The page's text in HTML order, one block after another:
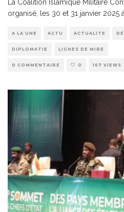
La Coalition Islamique Militaire
organisé, les 30 et 31 janvier 2025
A LA UNE ACTU ACTUALITE
DIPLOMATIE LIGNES DE MIRE
0 COMMENTAIRE 0 167 VIEWS